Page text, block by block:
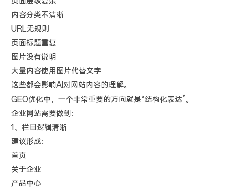
内容分类不清晰
URL无规则
页面标题重复
图片没有说明
大量内容使用图片代替文字
这些都会影响AI对网站内容的理解。
GEO优化中，一个非常重要的方向就是“结构化表达”。
企业网站需要做到：
1、栏目逻辑清晰
建议形成：
首页
关于企业
产品中心